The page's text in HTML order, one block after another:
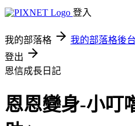
登入
我的部落格 我的部落格後台
登出
恩信成長日記
恩恩變身-小叮